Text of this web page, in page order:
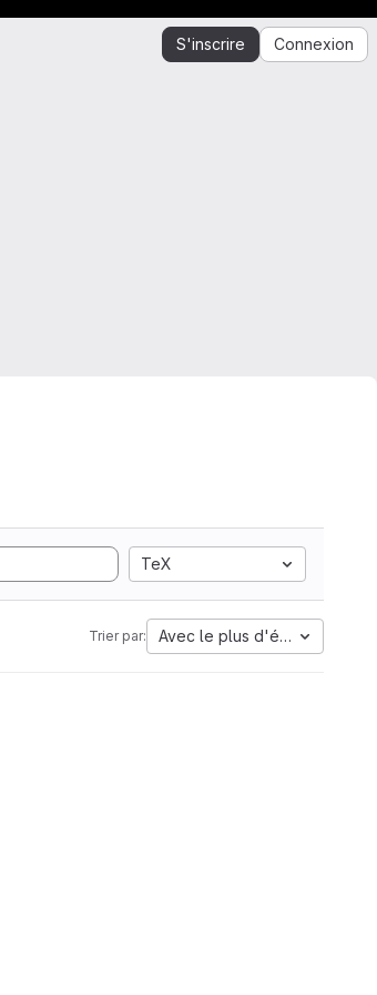
S'inscrire Connexion
TeX
Trier par: Avec le plus d'étoiles